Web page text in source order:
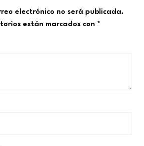
electrónico no será publicada.
están marcados con *